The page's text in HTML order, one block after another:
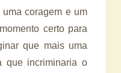
uma coragem e um
certo para
que mais uma
que incriminaria o